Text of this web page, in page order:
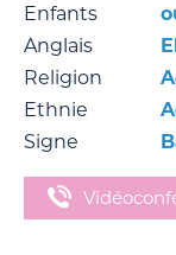
Enfants
Anglais
Religion
Ethnie
Signe